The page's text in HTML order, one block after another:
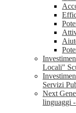
Locali"
Servizi
Next
linguaggi